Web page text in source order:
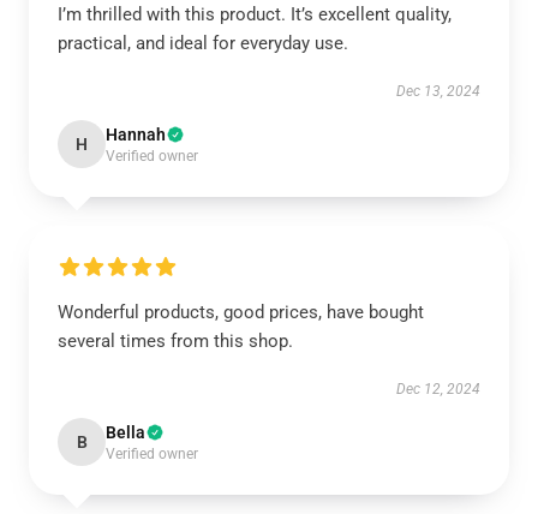
I’m thrilled with this product. It’s excellent quality,
practical, and ideal for everyday use.
Dec 13, 2024
H Hannah
Verified owner
Wonderful products, good prices, have bought
several times from this shop.
Dec 12, 2024
B Bella
Verified owner